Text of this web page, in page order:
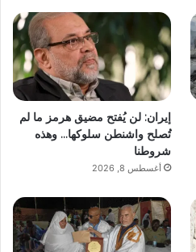
إيران: لن يُفتح مضيق هرمز ما لم
تُصلح واشنطن سلوكها… وهذه
شروطنا
أغسطس 8, 2026